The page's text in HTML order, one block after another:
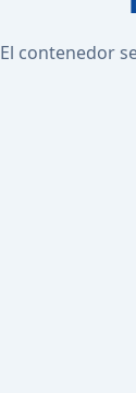
El contenedor